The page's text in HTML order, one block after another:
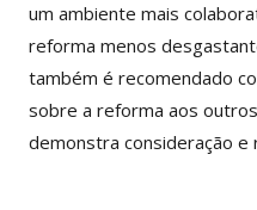
um ambiente mais
reforma menos
também é recomendado
sobre a reforma aos
demonstra consideração e